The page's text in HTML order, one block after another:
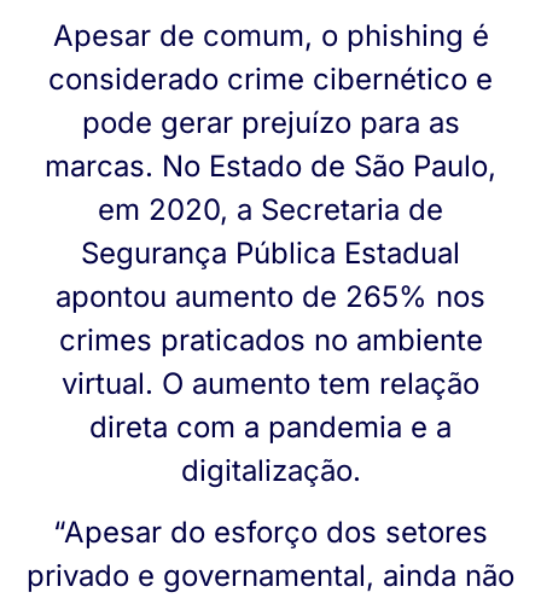
Apesar de comum, o phishing é
considerado crime cibernético e
pode gerar prejuízo para as
marcas. No Estado de São Paulo,
em 2020, a Secretaria de
Segurança Pública Estadual
apontou aumento de 265% nos
crimes praticados no ambiente
virtual. O aumento tem relação
direta com a pandemia e a
digitalização.
“Apesar do esforço dos setores
privado e governamental, ainda não